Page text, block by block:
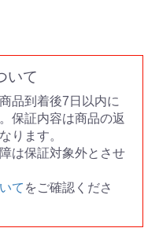
いて
品到着後7日以内に
保証内容は商品の返
ります。
は保証対象外とさせ
て をご確認くださ